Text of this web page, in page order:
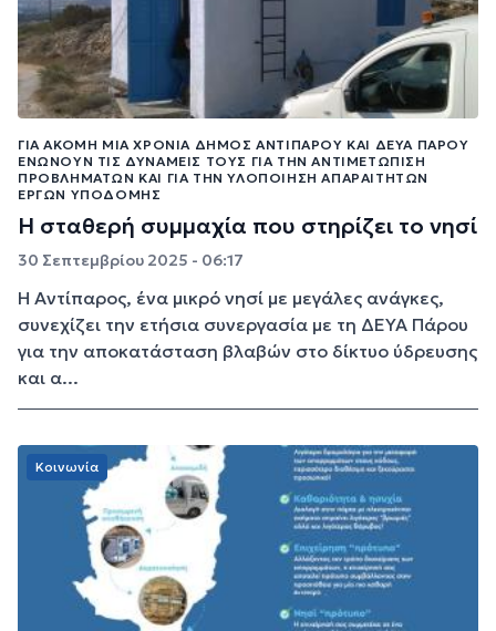
ΓΙΑ ΑΚΌΜΗ ΜΊΑ ΧΡΟΝΙΆ ΔΉΜΟΣ ΑΝΤΙΠΆΡΟΥ ΚΑΙ ΔΕΥΑ ΠΆΡΟΥ
ΕΝΏΝΟΥΝ ΤΙΣ ΔΥΝΆΜΕΙΣ ΤΟΥΣ ΓΙΑ ΤΗΝ ΑΝΤΙΜΕΤΏΠΙΣΗ
ΠΡΟΒΛΗΜΆΤΩΝ ΚΑΙ ΓΙΑ ΤΗΝ ΥΛΟΠΟΊΗΣΗ ΑΠΑΡΑΊΤΗΤΩΝ
ΈΡΓΩΝ ΥΠΟΔΟΜΉΣ
Η σταθερή συμμαχία που στηρίζει το νησί
30 Σεπτεμβρίου 2025 - 06:17
Η Αντίπαρος, ένα μικρό νησί με μεγάλες ανάγκες,
συνεχίζει την ετήσια συνεργασία με τη ΔΕΥΑ Πάρου
για την αποκατάσταση βλαβών στο δίκτυο ύδρευσης
και α...
Κοινωνία